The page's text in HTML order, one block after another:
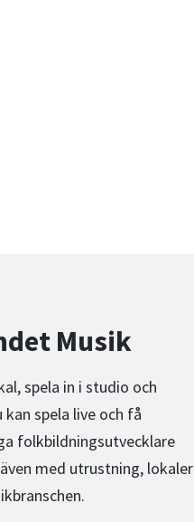
Musik
spela in i studio och
spela live och få
folkbildningsutvecklare
med utrustning, lokaler